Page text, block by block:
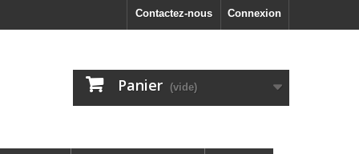
Connexion
Contactez-nous
Panier (vide)